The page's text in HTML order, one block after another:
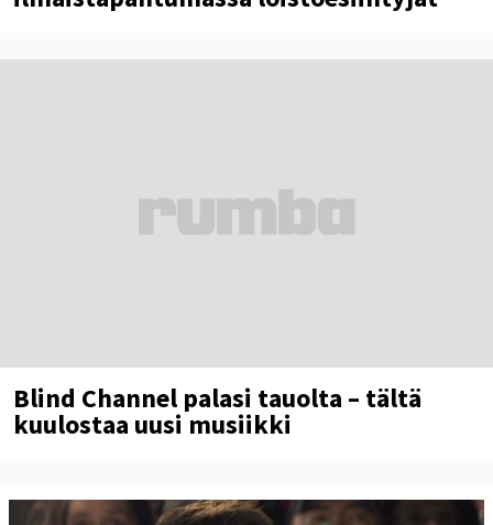
Blind Channel palasi tauolta – tältä
kuulostaa uusi musiikki